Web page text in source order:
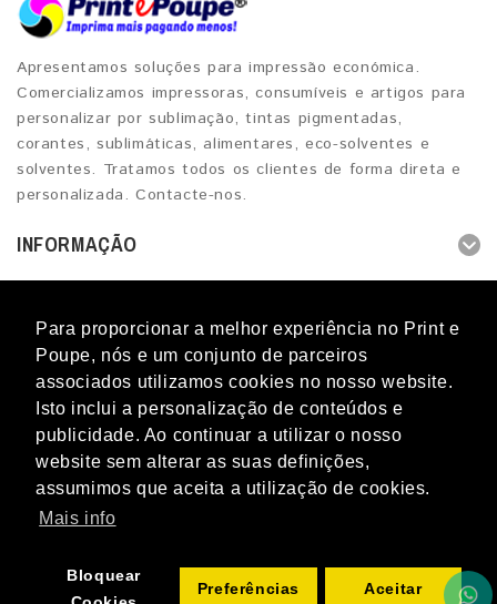
Para proporcionar a melhor experiência no Print e
Poupe, nós e um conjunto de parceiros
associados utilizamos cookies no nosso website.
Isto inclui a personalização de conteúdos e
publicidade. Ao continuar a utilizar o nosso
website sem alterar as suas definições,
assumimos que aceita a utilização de cookies.
Mais info
Bloquear
Preferências Aceitar
Apresentamos soluções para impressão económica.
Comercializamos impressoras, consumíveis e artigos para
personalizar por sublimação, tintas pigmentadas,
corantes, sublimáticas, alimentares, eco-solventes e
solventes. Tratamos todos os clientes de forma direta e
personalizada. Contacte-nos.
INFORMAÇÃO
CONTACTOS
Blog Novidades Promoções Marcas
frequentes
Mapa do Site Termos & Condições
Livro de
nomes e marcas referidos e citados no PRINT E POUPE são
propriedade dos respetivos donos.